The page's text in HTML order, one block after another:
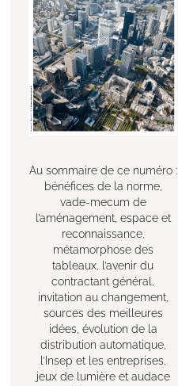
Au sommaire de ce numéro :
bénéfices de la norme,
vade-mecum de
l’aménagement, espace et
reconnaissance,
métamorphose des
tableaux, l’avenir du
contractant général,
invitation au changement,
sources des meilleures
idées, évolution de la
distribution automatique,
l’Insep et les entreprises,
jeux de lumière et audace